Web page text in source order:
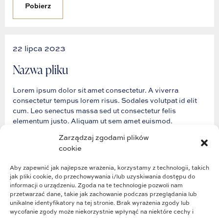
Zarządzaj zgodami plików
cookie
Aby zapewnić jak najlepsze wrażenia, korzystamy z technologii, takich
jak pliki cookie, do przechowywania i/lub uzyskiwania dostępu do
informacji o urządzeniu. Zgoda na te technologie pozwoli nam
przetwarzać dane, takie jak zachowanie podczas przeglądania lub
unikalne identyfikatory na tej stronie. Brak wyrażenia zgody lub
wycofanie zgody może niekorzystnie wpłynąć na niektóre cechy i
Pobierz
22 lipca 2023
Nazwa pliku
Lorem ipsum dolor sit amet consectetur. A viverra
consectetur tempus lorem risus. Sodales volutpat id elit
cum. Leo senectus massa sed ut consectetur felis
elementum justo. Aliquam ut sem amet euismod.